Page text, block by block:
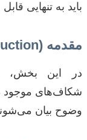
باید به تنهایی
مقدمه (Introduction)
در این بخش،
شکاف‌های موجود
وضوح بیان